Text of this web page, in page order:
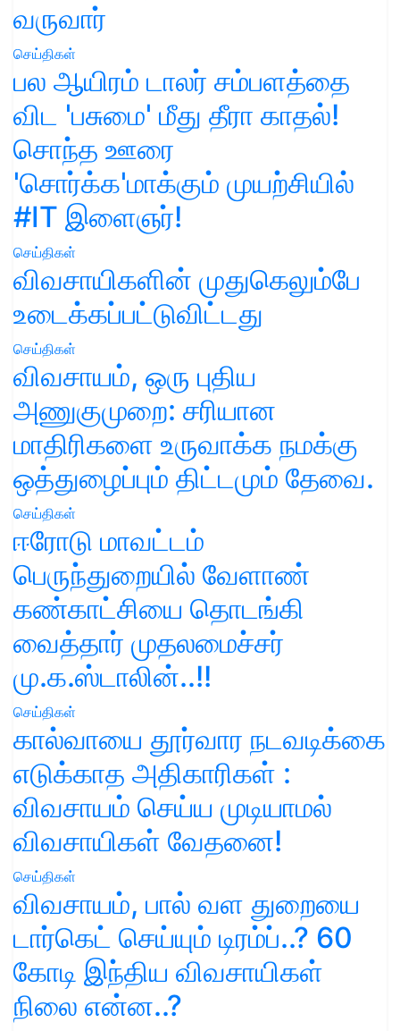
வருவார்
செய்திகள்
பல ஆயிரம் டாலர் சம்பளத்தை
விட 'பசுமை' மீது தீரா காதல்!
சொந்த ஊரை
'சொர்க்க'மாக்கும் முயற்சியில்
#IT இளைஞர்!
செய்திகள்
விவசாயிகளின் முதுகெலும்பே
உடைக்கப்பட்டுவிட்டது
செய்திகள்
விவசாயம், ஒரு புதிய
அணுகுமுறை: சரியான
மாதிரிகளை உருவாக்க நமக்கு
ஒத்துழைப்பும் திட்டமும் தேவை.
செய்திகள்
ஈரோடு மாவட்டம்
பெருந்துறையில் வேளாண்
கண்காட்சியை தொடங்கி
வைத்தார் முதலமைச்சர்
மு.க.ஸ்டாலின்..!!
செய்திகள்
கால்வாயை தூர்வார நடவடிக்கை
எடுக்காத அதிகாரிகள் :
விவசாயம் செய்ய முடியாமல்
விவசாயிகள் வேதனை!
செய்திகள்
விவசாயம், பால் வள துறையை
டார்கெட் செய்யும் டிரம்ப்..? 60
கோடி இந்திய விவசாயிகள்
நிலை என்ன..?